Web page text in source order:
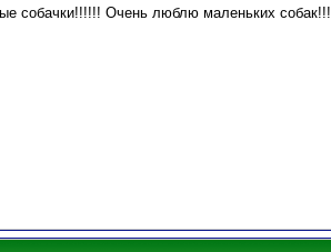
собачки!!!!!! Очень люблю маленьких